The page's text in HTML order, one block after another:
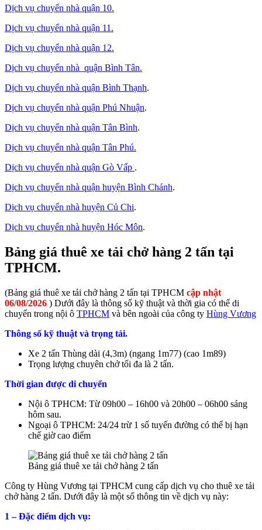
Dịch vụ chuyển nhà quận 10.
Dịch vụ chuyển nhà quận 11.
Dịch vụ chuyển nhà quận 12.
Dịch vụ chuyển nhà quận Bình Tân.
Dịch vụ chuyển nhà quận Bình Thạnh.
Dịch vụ chuyển nhà quận Phú Nhuận.
Dịch vụ chuyển nhà quận Tân Bình.
Dịch vụ chuyển nhà quận Tân Phú.
Dịch vụ chuyển nhà quận Gò Vấp .
Dịch vụ chuyển nhà quận huyện Bình Chánh.
Dịch vụ chuyển nhà huyện Củ Chi.
Dịch vụ chuyển nhà huyện Hóc Môn.
Bảng giá thuê xe tải chở hàng 2 tấn tại
TPHCM.
(Bảng giá thuê xe tải chở hàng 2 tấn tại TPHCM cập nhật
06/08/2026 ) Dưới đây là thông số kỹ thuật và thời gia có thể di
chuyển trong nội ô TPHCM và bên ngoài của công ty Hùng Vương
Thông số kỹ thuật và trọng tải.
Xe 2 tấn Thùng dài (4,3m) (ngang 1m77) (cao 1m89)
Trọng lượng chuyên chở tối đa là 2 tấn.
Thời gian được di chuyển
Nội ô TPHCM: Từ 09h00 – 16h00 và 20h00 – 06h00 sáng
hôm sau.
Ngoại ô TPHCM: 24/24 trừ 1 số tuyến đường có thể bị hạn
chế giờ cao điểm
Bảng giá thuê xe tải chở hàng 2 tấn
Công ty Hùng Vương tại TPHCM cung cấp dịch vụ cho thuê xe tải
chở hàng 2 tấn. Dưới đây là một số thông tin về dịch vụ này:
1 – Đặc điểm dịch vụ: